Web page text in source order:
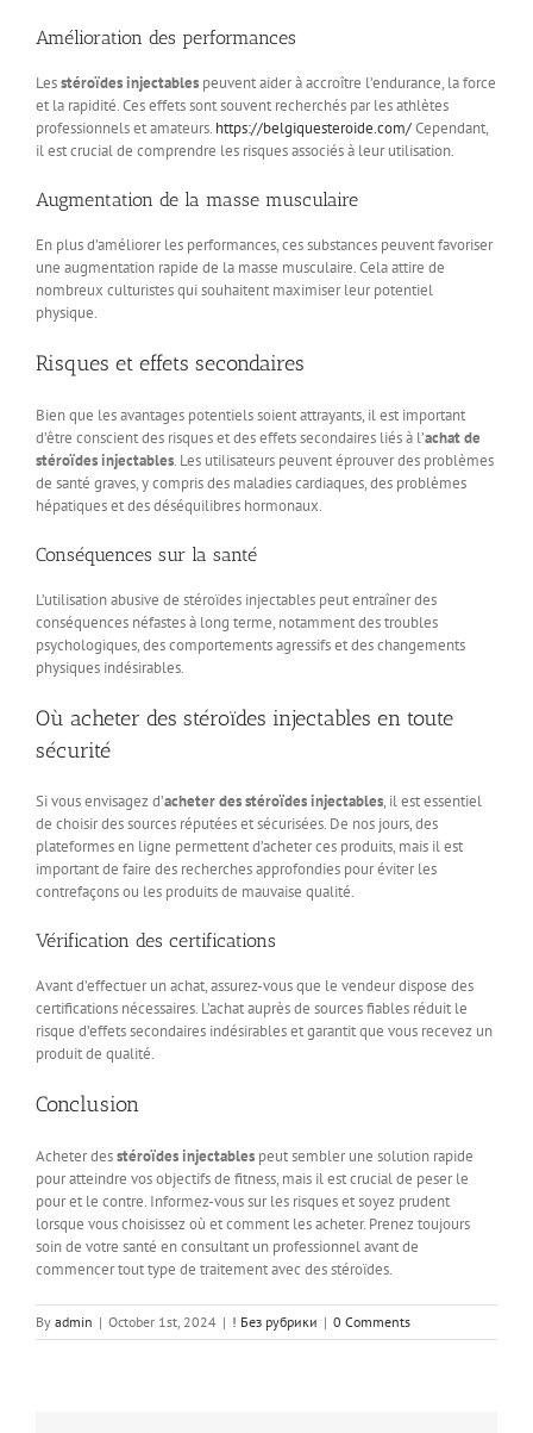
Amélioration des performances
Lesstéroïdes injectables peuvent aider à accroître l’endurance, la force
et la rapidité. Ces effets sont souvent recherchés par les athlètes
professionnels et amateurs. https://belgiquesteroide.com/Cependant,
il est crucial de comprendre les risques associés à leur utilisation.
Augmentation de la masse musculaire
En plus d’améliorer les performances, ces substances peuvent favoriser
une augmentation rapide de la masse musculaire. Cela attire de
nombreux culturistes qui souhaitent maximiser leur potentiel
physique.
Risques et effets secondaires
Bien que les avantages potentiels soient attrayants, il est important
d’être conscient des risques et des effets secondaires liés à l’achat de
stéroïdes injectables. Les utilisateurs peuvent éprouver des problèmes
de santé graves, y compris des maladies cardiaques, des problèmes
hépatiques et des déséquilibres hormonaux.
Conséquences sur la santé
L’utilisation abusive de stéroïdes injectables peut entraîner des
conséquences néfastes à long terme, notamment des troubles
psychologiques, des comportements agressifs et des changements
physiques indésirables.
Où acheter des stéroïdes injectables en toute
sécurité
Si vous envisagez d’acheter des stéroïdes injectables, il est essentiel
de choisir des sources réputées et sécurisées. De nos jours, des
plateformes en ligne permettent d’acheter ces produits, mais il est
important de faire des recherches approfondies pour éviter les
contrefaçons ou les produits de mauvaise qualité.
Vérification des certifications
Avant d’effectuer un achat, assurez-vous que le vendeur dispose des
certifications nécessaires. L’achat auprès de sources fiables réduit le
risque d’effets secondaires indésirables et garantit que vous recevez un
produit de qualité.
Conclusion
Acheter desstéroïdes injectables peut sembler une solution rapide
pour atteindre vos objectifs de fitness, mais il est crucial de peser le
pour et le contre. Informez-vous sur les risques et soyez prudent
lorsque vous choisissez où et comment les acheter. Prenez toujours
soin de votre santé en consultant un professionnel avant de
commencer tout type de traitement avec des stéroïdes.
By admin | October 1st, 2024 | ! Без рубрики | 0 Comments